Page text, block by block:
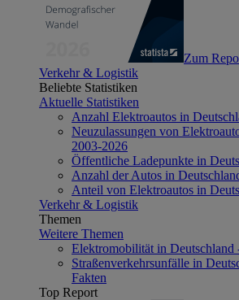
Zum
Verkehr & Logistik
Beliebte Statistiken
Aktuelle Statistiken
Anzahl Elektroautos in
Neuzulassungen von
2003-2026
Öffentliche Ladepunkte in
Anzahl der Autos in
Anteil von Elektroautos in
Verkehr & Logistik
Themen
Weitere Themen
Elektromobilität in Deutschland
Straßenverkehrsunfälle in
Fakten
Top Report